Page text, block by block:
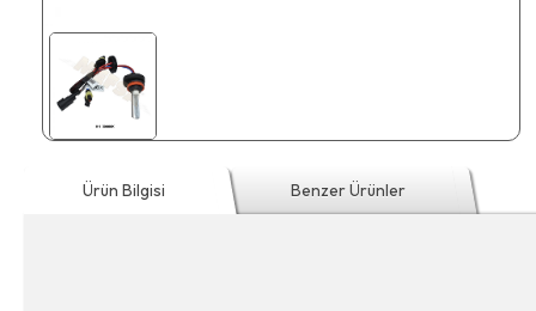
Ürün Bilgisi Benzer Ürünler